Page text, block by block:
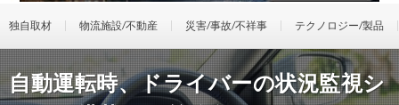
独自取材 物流施設/不動産 災害/事故/不祥事 テクノロジー/製品
自動運転時、ドライバーの状況監視シ